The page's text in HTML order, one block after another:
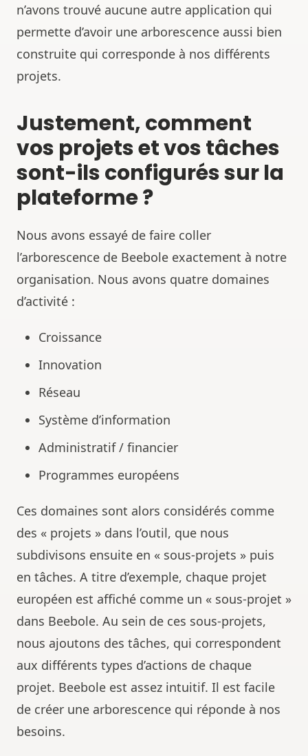
n’avons trouvé aucune autre application qui
permette d’avoir une arborescence aussi bien
construite qui corresponde à nos différents
projets.
Justement, comment
vos projets et vos tâches
sont-ils configurés sur la
plateforme ?
Nous avons essayé de faire coller
l’arborescence de Beebole exactement à notre
organisation. Nous avons quatre domaines
d’activité :
Croissance
Innovation
Réseau
Système d’information
Administratif / financier
Programmes européens
Ces domaines sont alors considérés comme
des « projets » dans l’outil, que nous
subdivisons ensuite en « sous-projets » puis
en tâches. A titre d’exemple, chaque projet
européen est affiché comme un « sous-projet »
dans Beebole. Au sein de ces sous-projets,
nous ajoutons des tâches, qui correspondent
aux différents types d’actions de chaque
projet. Beebole est assez intuitif. Il est facile
de créer une arborescence qui réponde à nos
besoins.